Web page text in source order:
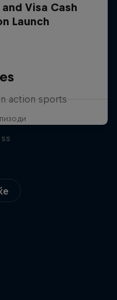
Visa Cash
Launch
action sports